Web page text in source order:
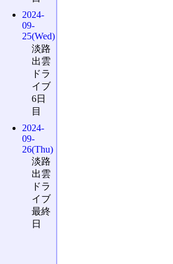
2024-
09-
25(Wed)
淡路
出雲
ドラ
イブ
6日
目
2024-
09-
26(Thu)
淡路
出雲
ドラ
イブ
最終
日